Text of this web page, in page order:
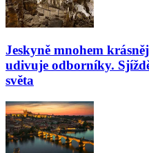
Jeskyně mnohem
udivuje odborníky.
světa